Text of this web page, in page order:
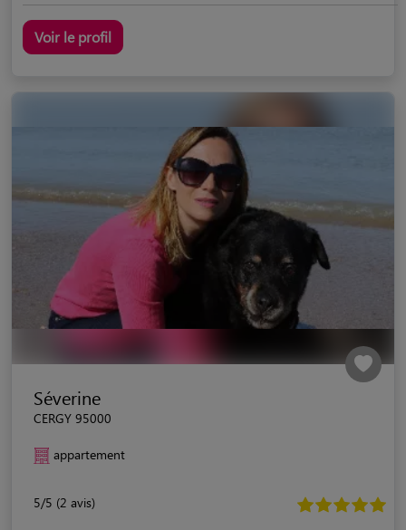
Voir le profil
Séverine
CERGY 95000
appartement
5/5 (2 avis)